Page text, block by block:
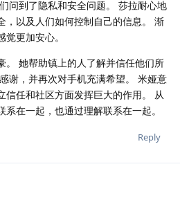
问到了隐私和安全问题。 莎拉耐心地
，以及人们如何控制自己的信息。 渐
更加安心。
。 她帮助镇上的人了解并信任他们所
谢，并再次对手机充满希望。 米娅意
信任和社区方面发挥巨大的作用。 从
在一起，也通过理解联系在一起。
Reply